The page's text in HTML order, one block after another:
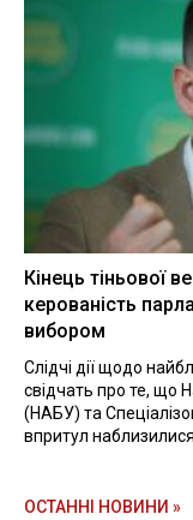
Кінець тіньової
керованість
вибором
Слідчі дії щодо
свідчать про те, що
(НАБУ) та
впритул
ОСТАННІ НОВИНИ »